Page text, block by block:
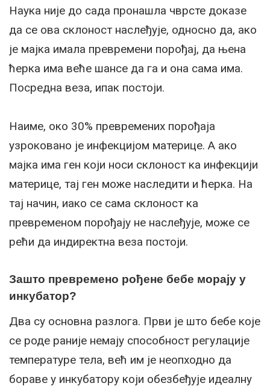
Наука није до сада пронашла чврсте доказе
да се ова склоност наслеђује, односно да, ако
је мајка имала превремени порођај, да њена
ћерка има веће шансе да га и она сама има.
Посредна веза, ипак постоји.
Наиме, око 30% превремених порођаја
узроковано је инфекцијом материце. А ако
мајка има ген који носи склоност ка инфекцији
материце, тај ген може наследити и ћерка. На
тај начин, иако се сама склоност ка
превременом порођају не наслеђује, може се
рећи да индиректна веза постоји.
Зашто превремено рођене бебе морају у
инкубатор?
Два су основна разлога. Први је што бебе које
се роде раније немају способност регулације
температуре тела, већ им је неопходно да
бораве у инкубатору који обезбеђује идеалну